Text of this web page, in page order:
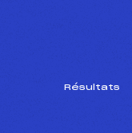
Résultats